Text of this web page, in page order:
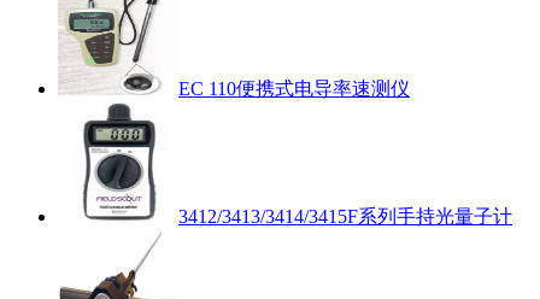
EC 110便携式电导率速测仪
3412/3413/3414/3415F系列手持光量子计